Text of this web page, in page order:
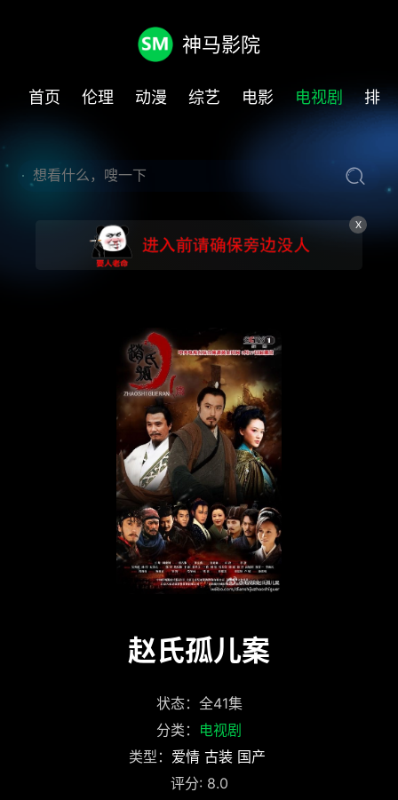
神马影院
首页 伦理 动漫 综艺 电影 电视剧 排
X
赵氏孤儿案
状态：全41集
分类： 电视剧
类型： 爱情 古装 国产
评分: 8.0